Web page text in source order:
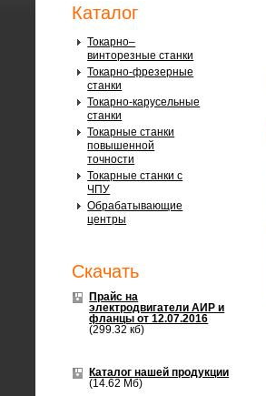
Каталог
Токарно–
винторезные станки
Токарно-фрезерные
станки
Токарно-карусельные
станки
Токарные станки
повышенной
точности
Токарные станки с
ЧПУ
Обрабатывающие
центры
Скачать
Прайс на
электродвигатели АИР и
фланцы от 12.07.2016
(299.32 кб)
Каталог нашей продукции
(14.62 Мб)